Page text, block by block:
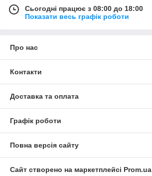
Сьогодні працює з 08:00 до 18:00
Показати весь графік роботи
Про нас
Контакти
Доставка та оплата
Графік роботи
Повна версія сайту
Сайт створено на маркетплейсі Prom.ua